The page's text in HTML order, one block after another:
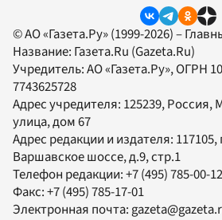
© АО «Газета.Ру» (1999-2026) –
Название: Газета.Ru (Gazeta.Ru)
Учредитель:АО «Газета.Ру», ОГРН
7743625728
Адрес учредителя: 125239, Россия,
улица, дом 67
Адрес редакции и издателя: 117105,
Варшавское шоссе, д.9, стр.1
Телефон редакции:+7 (495) 785-00-12
Факс:+7 (495) 785-17-01
Электронная почта: